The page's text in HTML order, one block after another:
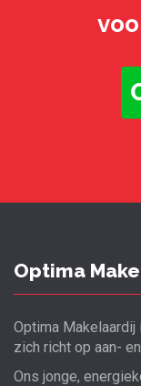
Optima
Optima
zich richt op aan-
Ons jonge,